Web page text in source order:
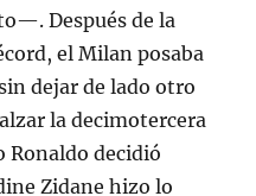
Después de la
el Milan posaba
dejar de lado otro
la decimotercera
Ronaldo decidió
Zidane hizo lo